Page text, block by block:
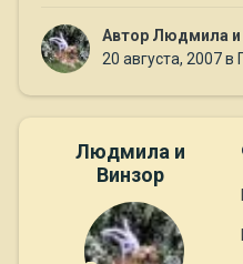
Автор Людмила и
20 августа, 2007в
Людмила и
Винзор